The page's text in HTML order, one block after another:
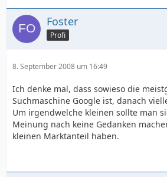
Foster
Profi
8. September 2008 um 16:49
Ich denke mal, dass sowieso die
Suchmaschine Google ist, danach
Um irgendwelche kleinen sollte man
Meinung nach keine Gedanken
kleinen Marktanteil haben.